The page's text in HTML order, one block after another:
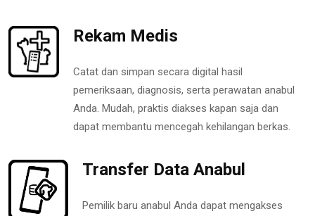
Rekam Medis
Catat dan simpan secara digital hasil
pemeriksaan, diagnosis, serta perawatan anabul
Anda. Mudah, praktis diakses kapan saja dan
dapat membantu mencegah kehilangan berkas.
Transfer Data Anabul
Pemilik baru anabul Anda dapat mengakses